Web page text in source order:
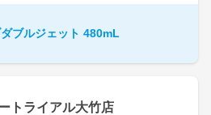
ブルジェット 480mL
トライアル大竹店